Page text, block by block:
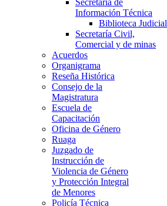
Secretaría de
Información Técnica
Biblioteca Judicial
Secretaría Civil,
Comercial y de minas
Acuerdos
Organigrama
Reseña Histórica
Consejo de la
Magistratura
Escuela de
Capacitación
Oficina de Género
Ruaga
Juzgado de
Instrucción de
Violencia de Género
y Protección Integral
de Menores
Policía Técnica